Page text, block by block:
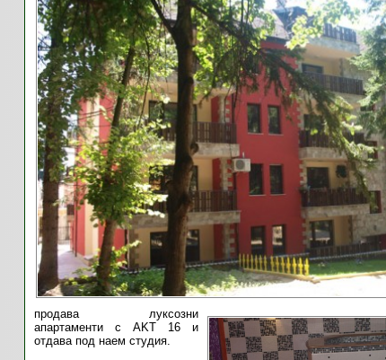
продава луксозни
апартаменти с AKT 16 и
отдава под наем студия.